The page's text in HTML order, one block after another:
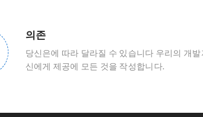
의존
당신은에 따라 달라질 수 있습니다 우리의 개
신에게 제공에 모든 것을 작성합니다.